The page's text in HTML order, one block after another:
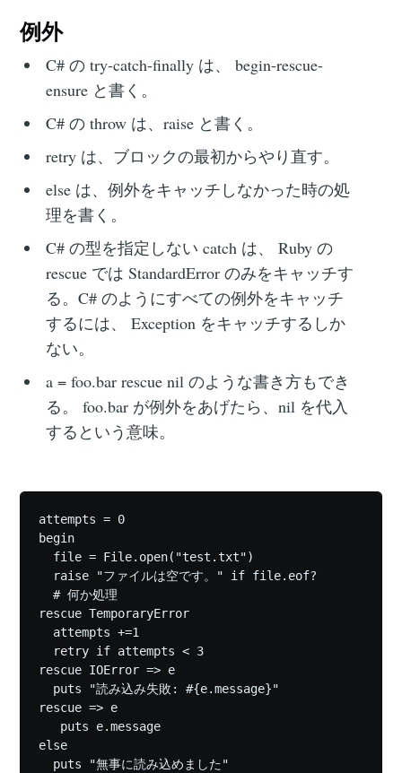
例外
C# の try-catch-finally は、 begin-rescue-
ensure と書く。
C# の throw は、raise と書く。
retry は、ブロックの最初からやり直す。
else は、例外をキャッチしなかった時の処
理を書く。
C# の型を指定しない catch は、 Ruby の
rescue では StandardError のみをキャッチす
る。C# のようにすべての例外をキャッチ
するには、 Exception をキャッチするしか
ない。
a = foo.bar rescue nil のような書き方もでき
る。 foo.bar が例外をあげたら、nil を代入
するという意味。
attempts = 0
begin
  file = File.open("test.txt")
  raise "ファイルは空です。" if file.eof?
  # 何か処理
rescue TemporaryError
  attempts +=1
  retry if attempts < 3
rescue IOError => e
  puts "読み込み失敗: #{e.message}"
rescue => e
   puts e.message
else
  puts "無事に読み込めました"